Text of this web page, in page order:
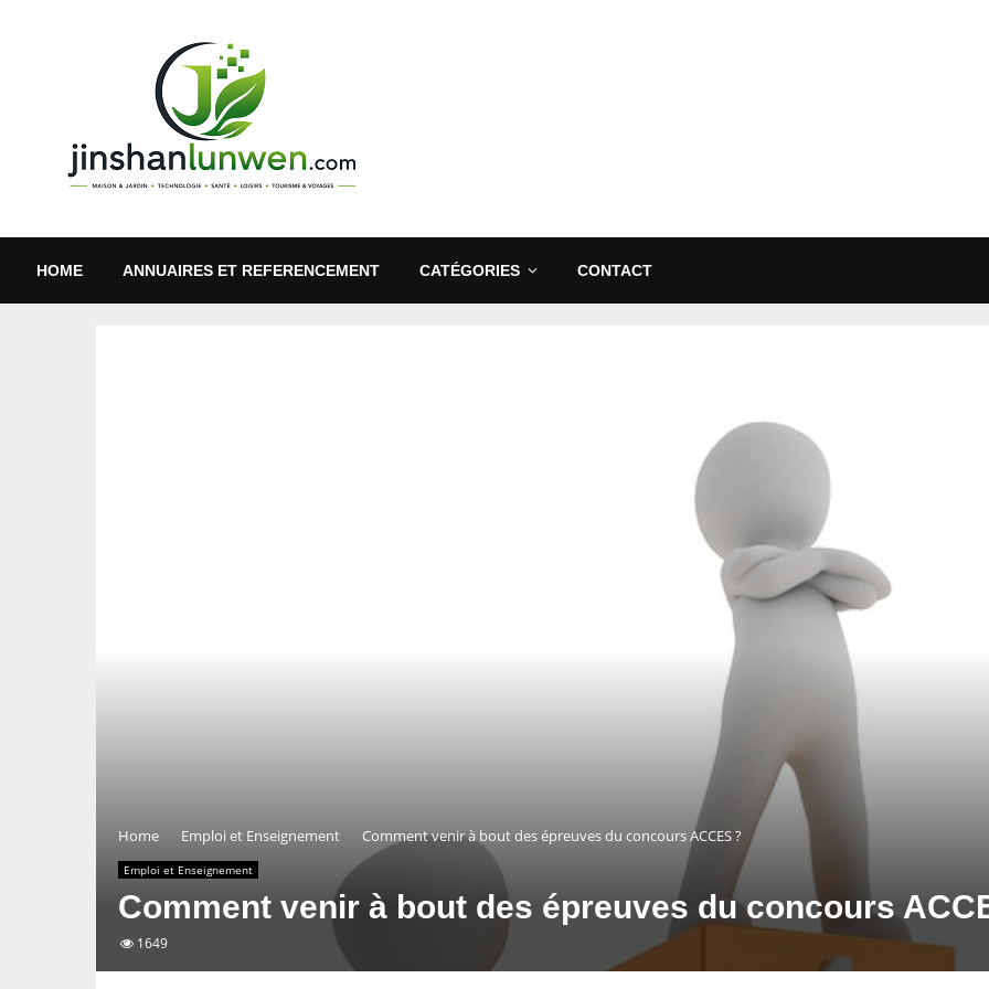
HOME ANNUAIRES ET REFERENCEMENT CATÉGORIES CONTACT
Home Emploi et Enseignement Comment venir à bout des épreuves du concours ACCES ?
Emploi et Enseignement
Comment venir à bout des épreuves du concours
1649